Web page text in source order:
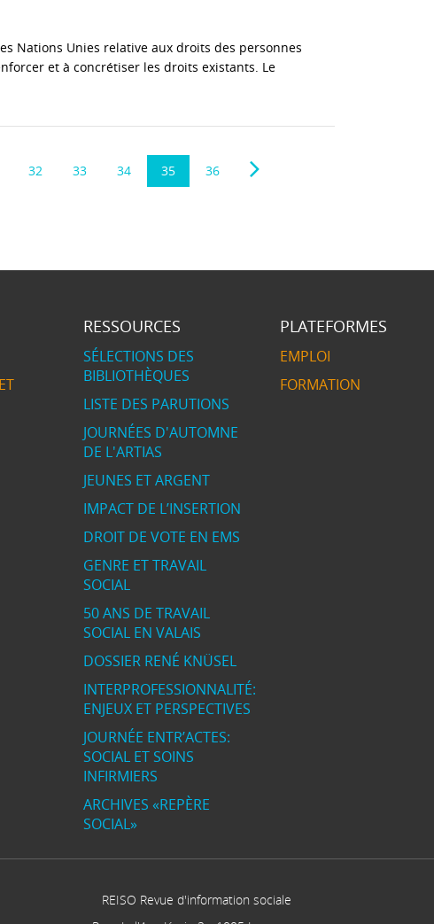
Nations Unies relative aux droits des personnes
et à concrétiser les droits existants. Le
32 33 34 35 36
RESSOURCES
SÉLECTIONS DES
BIBLIOTHÈQUES
LISTE DES PARUTIONS
JOURNÉES D'AUTOMNE
DE L'ARTIAS
JEUNES ET ARGENT
IMPACT DE L’INSERTION
DROIT DE VOTE EN EMS
GENRE ET TRAVAIL
SOCIAL
50 ANS DE TRAVAIL
SOCIAL EN VALAIS
DOSSIER RENÉ KNÜSEL
INTERPROFESSIONNALITÉ:
ENJEUX ET PERSPECTIVES
JOURNÉE ENTR’ACTES:
SOCIAL ET SOINS
INFIRMIERS
ARCHIVES «REPÈRE
SOCIAL»
PLATEFORMES
EMPLOI
FORMATION
REISO Revue d'information sociale